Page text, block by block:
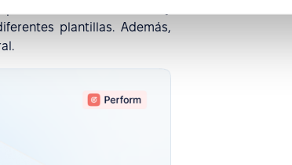
las autoevaluaciones y
plantillas. Además,